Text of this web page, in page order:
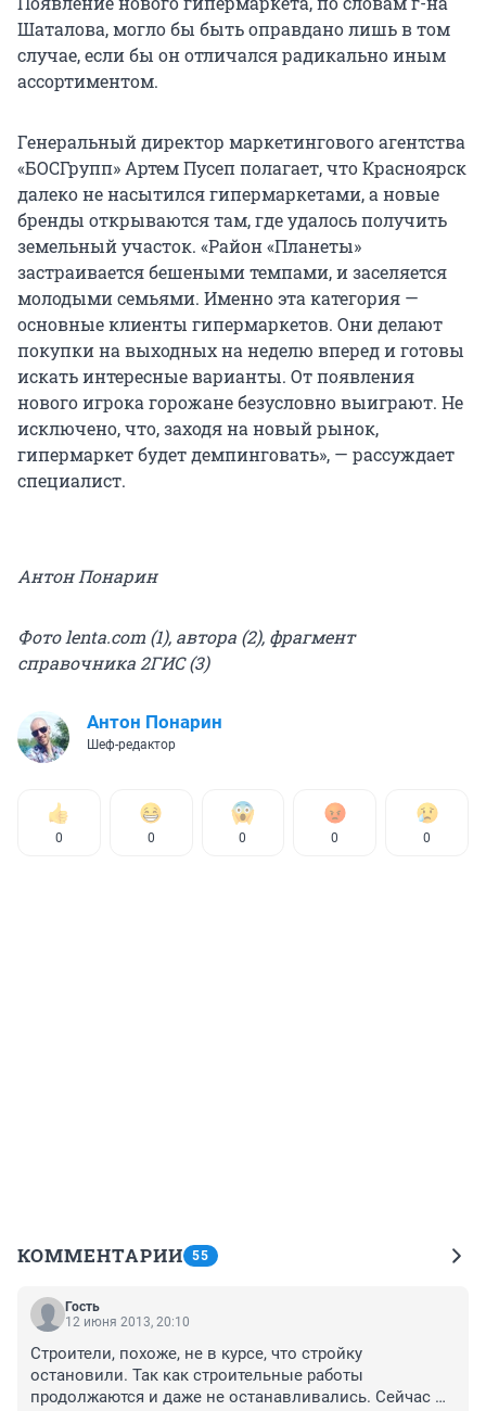
Шаталова, могло бы быть оправдано лишь в том
случае, если бы он отличался радикально иным
ассортиментом.
Генеральный директор маркетингового агентства
«БОСГрупп» Артем Пусеп полагает, что Красноярск
далеко не насытился гипермаркетами, а новые
бренды открываются там, где удалось получить
земельный участок. «Район «Планеты»
застраивается бешеными темпами, и заселяется
молодыми семьями. Именно эта категория —
основные клиенты гипермаркетов. Они делают
покупки на выходных на неделю вперед и готовы
искать интересные варианты. От появления
нового игрока горожане безусловно выиграют. Не
исключено, что, заходя на новый рынок,
гипермаркет будет демпинговать», — рассуждает
специалист.
Антон Понарин
Фото lenta.com (1), автора (2), фрагмент
справочника 2ГИС (3)
Антон Понарин
Шеф-редактор
0 0 0 0 0
КОММЕНТАРИИ 55
Гость
12 июня 2013, 20:10
Строители, похоже, не в курсе, что стройку
остановили. Так как строительные работы
продолжаются и даже не останавливались. Сейчас